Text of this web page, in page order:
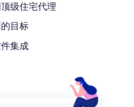
级住宅代理
目标
集成